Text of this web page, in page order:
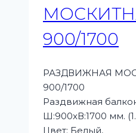
900/1700
РАЗДВИЖНАЯ
900/1700
Раздвижная
Ш:900xВ:1700 мм.
Цвет: Белый,